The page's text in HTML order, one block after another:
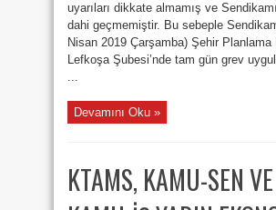
uyarıları dikkate almamış ve
dahi geçmemiştir. Bu sebeple
Nisan 2019 Çarşamba) Şehir Planlama
Lefkoşa Şubesi’nde tam gün grev
...
Devamını Oku »
KTAMS, KAMU-SEN VE